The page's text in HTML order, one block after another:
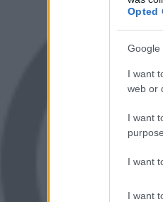
Opted
Google
I want
web or
I want
I want
I want